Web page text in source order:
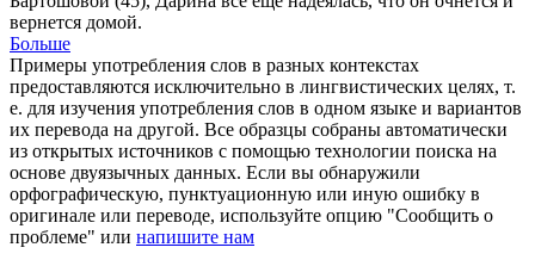
вернется домой.
Больше
Примеры употребления слов в разных контекстах
предоставляются исключительно в лингвистических целях, т.
е. для изучения употребления слов в одном языке и вариантов
их перевода на другой. Все образцы собраны автоматически
из открытых источников с помощью технологии поиска на
основе двуязычных данных. Если вы обнаружили
орфографическую, пунктуационную или иную ошибку в
оригинале или переводе, используйте опцию "Сообщить о
проблеме" или напишите нам